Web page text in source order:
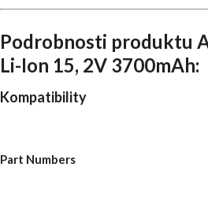
Podrobnosti produktu
Li-Ion 15, 2V 3700mAh:
Kompatibility
Part Numbers